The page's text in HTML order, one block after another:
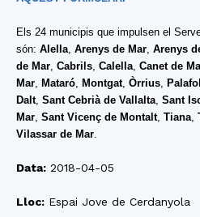
Els 24 municipis que impulsen el
són: Alella, Arenys de Mar, Arenys
de Mar, Cabrils, Calella, Canet de
Mar, Mataró, Montgat, Òrrius,
Dalt, Sant Cebrià de Vallalta, Sant
Mar, Sant Vicenç de Montalt, Tiana,
Vilassar de Mar.
Data: 2018-04-05
Lloc: Espai Jove de Cerdanyola